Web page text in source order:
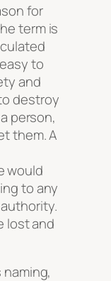
for
term is
to
and
destroy
person,
them. A
would
to any
lost and